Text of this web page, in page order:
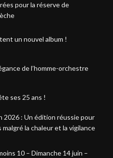
pour la réserve de
un nouvel album !
de l’homme-orchestre
ses 25 ans !
2026 : Un édition réussie pour
la chaleur et la vigilance
10 – Dimanche 14 juin –